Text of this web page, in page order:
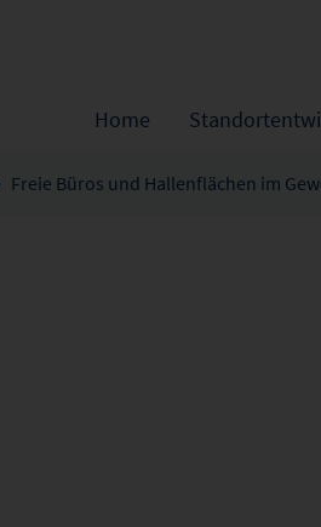
Home
Freie Büros und Hallenflächen im